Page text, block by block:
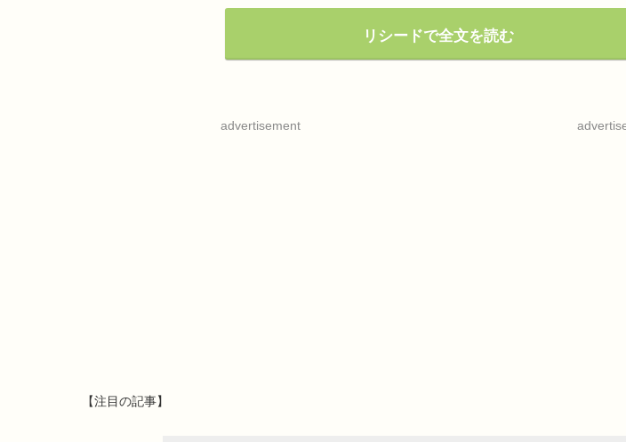
リシードで全文を読む
advertisement
【注目の記事】